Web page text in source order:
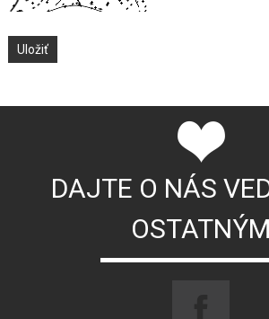
DAJTE O NÁS
OSTATNÝM